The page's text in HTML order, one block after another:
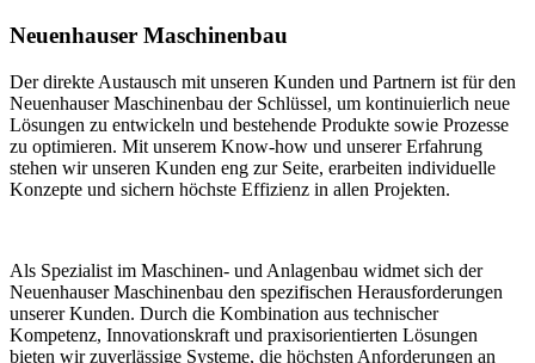
Neuenhauser Maschinenbau
Der direkte Austausch mit unseren Kunden und Partnern ist für den
Neuenhauser Maschinenbau der Schlüssel, um kontinuierlich neue
Lösungen zu entwickeln und bestehende Produkte sowie Prozesse
zu optimieren. Mit unserem Know-how und unserer Erfahrung
stehen wir unseren Kunden eng zur Seite, erarbeiten individuelle
Konzepte und sichern höchste Effizienz in allen Projekten.
Als Spezialist im Maschinen- und Anlagenbau widmet sich der
Neuenhauser Maschinenbau den spezifischen Herausforderungen
unserer Kunden. Durch die Kombination aus technischer
Kompetenz, Innovationskraft und praxisorientierten Lösungen
bieten wir zuverlässige Systeme, die höchsten Anforderungen an